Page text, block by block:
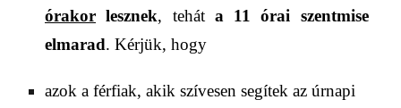
órakor lesznek, tehát a 11
órai szentmise
elmarad. Kérjük, hogy
azok a férfiak, akik szívesen segítek az úrnapi